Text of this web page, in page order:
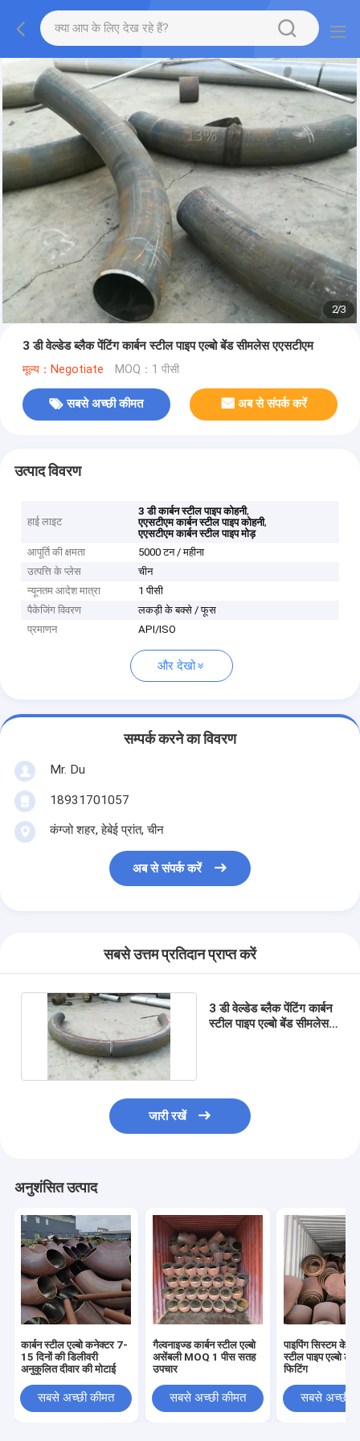
2/3
3 डी वेल्डेड ब्लैक पेंटिंग कार्बन स्टील पाइप एल्बो बेंड सीमलेस एएसटीएम
मूल्य：Negotiate MOQ：1 पीसी
सबसे अच्छी कीमत अब से संपर्क करें
उत्पाद विवरण
हाई लाइट
3 डी कार्बन स्टील पाइप कोहनी,
एएसटीएम कार्बन स्टील पाइप कोहनी,
एएसटीएम कार्बन स्टील पाइप मोड़
आपूर्ति की क्षमता
5000 टन / महीना
उत्पत्ति के प्लेस
चीन
न्यूनतम आदेश मात्रा
1 पीसी
पैकेजिंग विवरण
लकड़ी के बक्से / फूस
प्रमाणन
API/ISO
और देखो
सम्पर्क करने का विवरण
Mr. Du
18931701057
कंग्जो शहर, हेबेई प्रांत, चीन
अब से संपर्क करें
सबसे उत्तम प्रतिदान प्राप्त करें
3 डी वेल्डेड ब्लैक पेंटिंग कार्बन
स्टील पाइप एल्बो बेंड सीमलेस
जारी रखें
अनुशंसित उत्पाद
कार्बन स्टील एल्बो कनेक्टर 7-
15 दिनों की डिलीवरी
अनुकूलित दीवार की मोटाई
सबसे अच्छी कीमत
गैल्वनाइज्ड कार्बन स्टील एल्बो
असेंबली MOQ 1 पीस सतह
उपचार
सबसे अच्छी कीमत
पाइपिंग सिस्टम के
स्टील पाइप एल्बो
फिटिंग
सबसे अच्छी